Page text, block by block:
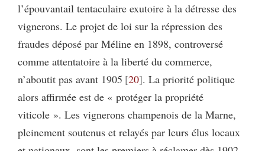
l’épouvantail tentaculaire exutoire à la détresse des
vignerons. Le projet de loi sur la répression des
fraudes déposé par Méline en 1898, controversé
comme attentatoire à la liberté du commerce,
n’aboutit pas avant 1905 20 . La priorité politique
alors affirmée est de « protéger la propriété
viticole ». Les vignerons champenois de la Marne,
pleinement soutenus et relayés par leurs élus locaux